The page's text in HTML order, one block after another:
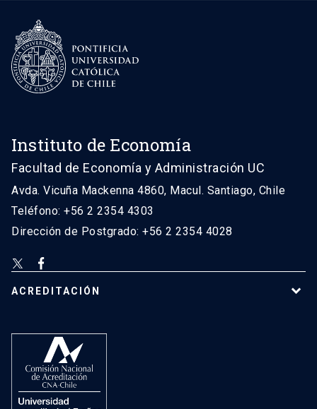
Instituto de Economía
Facultad de Economía y Administración UC
Avda. Vicuña Mackenna 4860, Macul. Santiago, Chile
Teléfono: +56 2 2354 4303
Dirección de Postgrado: +56 2 2354 4028
ACREDITACIÓN